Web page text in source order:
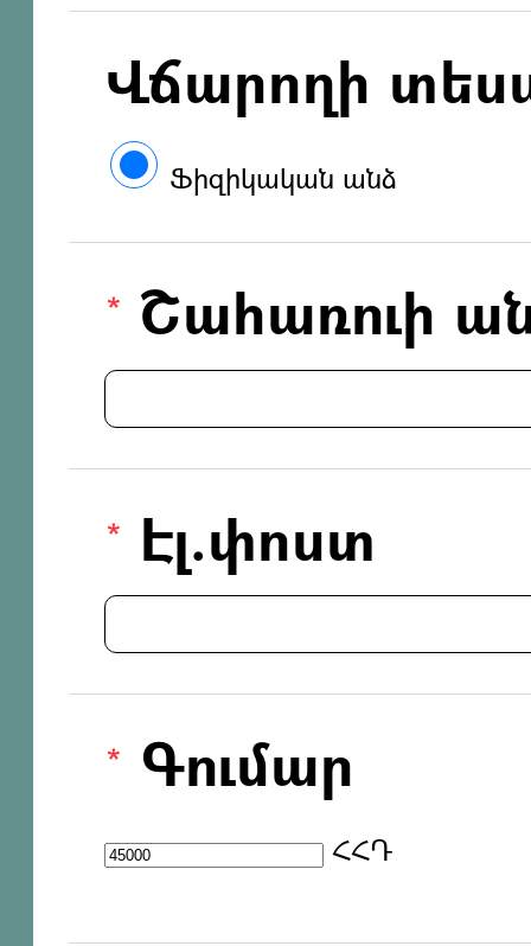
Վճարողի
Ֆիզիկական անձ
Շահառուի
Էլ.փոստ
Գումար
ՀՀԴ